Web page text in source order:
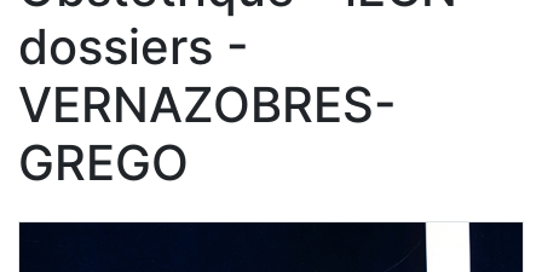
dossiers -
VERNAZOBRES-
GREGO